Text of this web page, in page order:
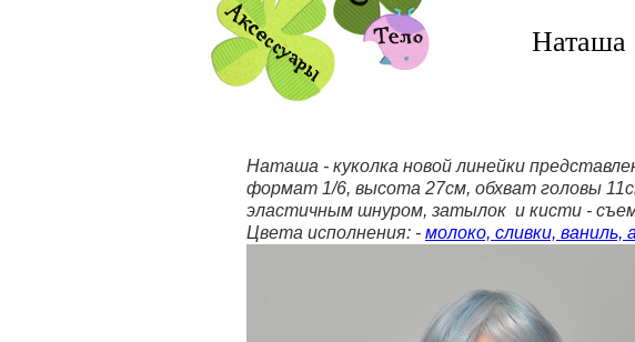
Наташа
Наташа - куколка новой линейки
формат 1/6, высота 27см, обхват головы
эластичным шнуром, затылок и кисти -
Цвета исполнения: - молоко, сливки,